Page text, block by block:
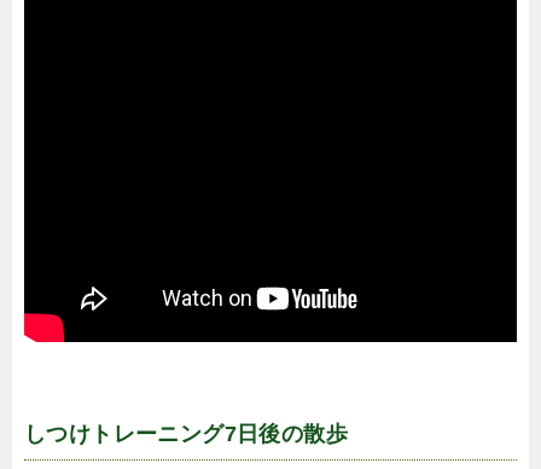
しつけトレーニング7日後の散歩